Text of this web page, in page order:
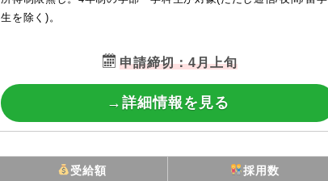
生を除く)。
申請締切：4月上旬
→詳細情報を見る
受給額 採用数